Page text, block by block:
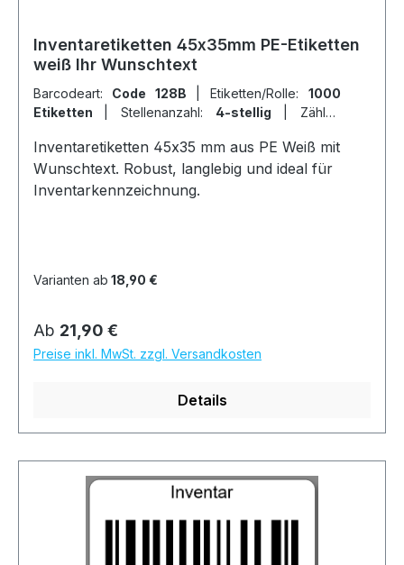
Inventaretiketten 45x35mm PE-Etiketten
weiß Ihr Wunschtext
Barcodeart: Code 128B Etiketten/Rolle: 1000
Etiketten
Stellenanzahl: 4-stellig
Zähler:
Inventaretiketten 45x35 mm aus PE Weiß mit
Wunschtext. Robust, langlebig und ideal für
Inventarkennzeichnung.
Varianten ab 18,90 €
Regulärer Preis:
Ab 21,90 €
Preise inkl. MwSt. zzgl. Versandkosten
Details